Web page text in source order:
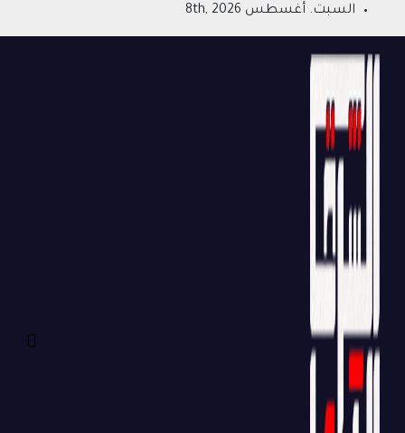
content
السبت. أغسطس 8th, 2026